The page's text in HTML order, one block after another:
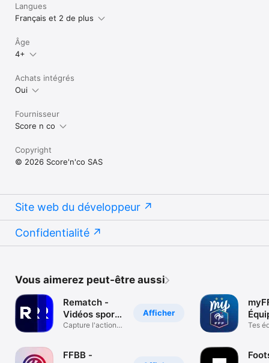
Langues
Français et 2 de plus
Âge
4+
Achats intégrés
Oui
Fournisseur
Score n co
Copyright
© 2026 Score'n'co SAS
Site web du développeur
Confidentialité
Vous aimerez peut-être aussi
Afficher
Rematch -
Vidéos sport
amateur
Capture l'action
FFBB -
Tes